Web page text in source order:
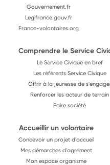
Gouvernement.fr
Legifrance.gouv.fr
France-volontaires.org
Comprendre le Service
Le Service Civique en bref
Les référents Service Civique
Offrir à la jeunesse de
Renforcer les acteur de terrain
Faire société
Accueillir un volontaire
Concevoir un projet d'accueil
Mes démarches d'agrément
Mon espace organisme